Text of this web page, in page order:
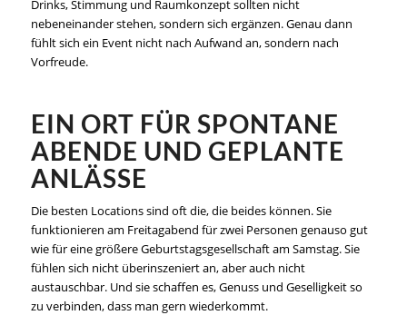
Drinks, Stimmung und Raumkonzept sollten nicht
nebeneinander stehen, sondern sich ergänzen. Genau dann
fühlt sich ein Event nicht nach Aufwand an, sondern nach
Vorfreude.
EIN ORT FÜR SPONTANE
ABENDE UND GEPLANTE
ANLÄSSE
Die besten Locations sind oft die, die beides können. Sie
funktionieren am Freitagabend für zwei Personen genauso gut
wie für eine größere Geburtstagsgesellschaft am Samstag. Sie
fühlen sich nicht überinszeniert an, aber auch nicht
austauschbar. Und sie schaffen es, Genuss und Geselligkeit so
zu verbinden, dass man gern wiederkommt.